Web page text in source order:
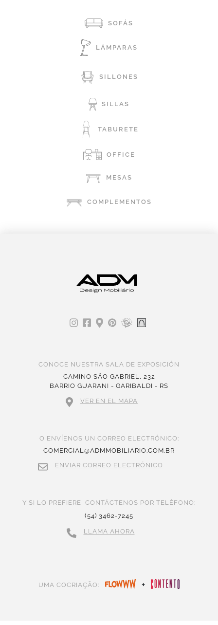
SOFÁS
LÁMPARAS
SILLONES
SILLAS
TABURETE
OFFICE
MESAS
COMPLEMENTOS
CONOCE NUESTRA SALA DE EXPOSICIÓN
CAMINO SÃO GABRIEL, 232
BARRIO GUARANI - GARIBALDI - RS
VER EN EL MAPA
O ENVÍENOS UN CORREO ELECTRÓNICO:
COMERCIAL@ADMMOBILIARIO.COM.BR
ENVIAR CORREO ELECTRÓNICO
Y SI LO PREFIERE, CONTÁCTENOS POR TELÉFONO:
(54) 3462-7245
LLAMA AHORA
UMA COCRIAÇÃO: +